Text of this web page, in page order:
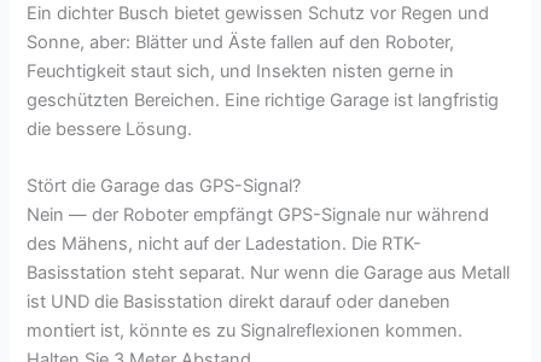
Ein dichter Busch bietet gewissen Schutz vor Regen und
Sonne, aber: Blätter und Äste fallen auf den Roboter,
Feuchtigkeit staut sich, und Insekten nisten gerne in
geschützten Bereichen. Eine richtige Garage ist langfristig
die bessere Lösung.
Stört die Garage das GPS-Signal?
Nein — der Roboter empfängt GPS-Signale nur während
des Mähens, nicht auf der Ladestation. Die RTK-
Basisstation steht separat. Nur wenn die Garage aus Metall
ist UND die Basisstation direkt darauf oder daneben
montiert ist, könnte es zu Signalreflexionen kommen.